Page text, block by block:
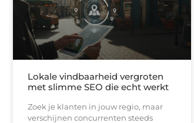
Lokale vindbaarheid vergroten
met slimme SEO die echt werkt
Zoek je klanten in jouw regio, maar
verschijnen concurrenten steeds